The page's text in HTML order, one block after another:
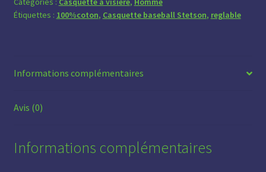
Étiquettes : 100%coton, Casquette baseball Stetson, reglable
Informations complémentaires
Avis (0)
Informations complémentaires